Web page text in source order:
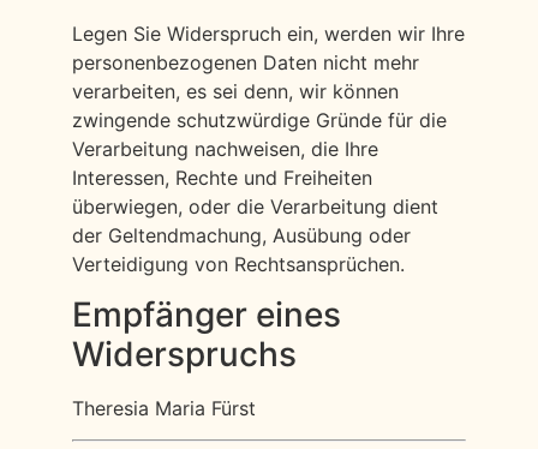
Legen Sie Widerspruch ein, werden wir Ihre
personenbezogenen Daten nicht mehr
verarbeiten, es sei denn, wir können
zwingende schutzwürdige Gründe für die
Verarbeitung nachweisen, die Ihre
Interessen, Rechte und Freiheiten
überwiegen, oder die Verarbeitung dient
der Geltendmachung, Ausübung oder
Verteidigung von Rechtsansprüchen.
Empfänger eines
Widerspruchs
Theresia Maria Fürst